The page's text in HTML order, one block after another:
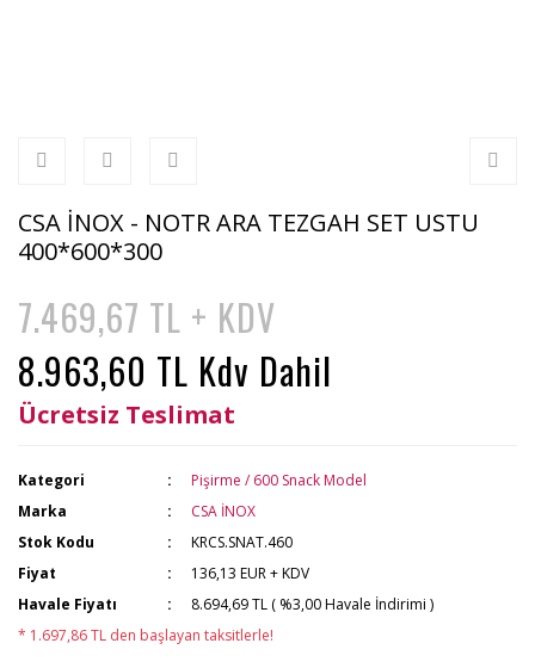
CSA İNOX - NOTR ARA TEZGAH SET USTU
400*600*300
7.469,67 TL + KDV
8.963,60 TL Kdv Dahil
Ücretsiz Teslimat
Kategori
Pişirme / 600 Snack Model
Marka
CSA İNOX
Stok Kodu
KRCS.SNAT.460
Fiyat
136,13 EUR + KDV
Havale Fiyatı
8.694,69 TL ( %3,00 Havale İndirimi )
* 1.697,86 TL den başlayan taksitlerle!